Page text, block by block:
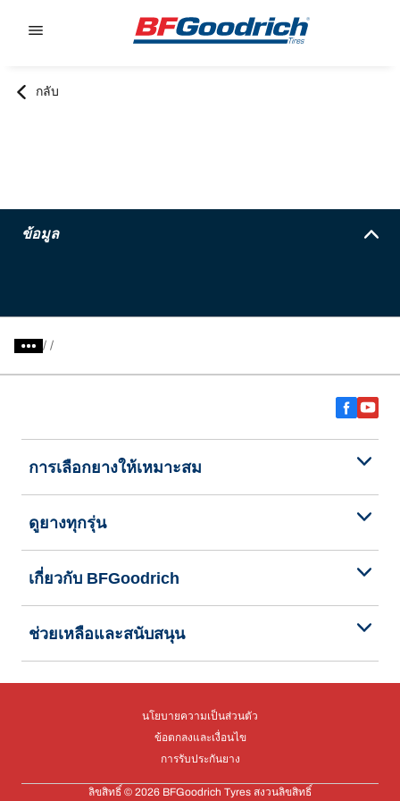
กลับ
ข้อมูล
/
การเลือกยางให้เหมาะสม
ดูยางทุกรุ่น
เกี่ยวกับ BFGoodrich
ช่วยเหลือและสนับสนุน
นโยบายความเป็นส่วนตัว
ข้อตกลงและเงื่อนไข
การรับประกันยาง
ลิขสิทธิ์ © 2026 BFGoodrich Tyres สงวนลิขสิทธิ์